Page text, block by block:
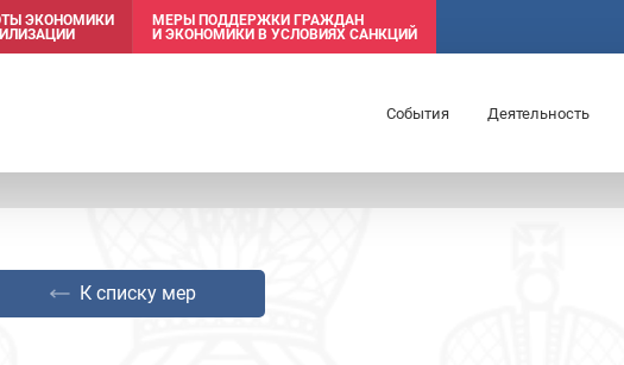
ЭКОНОМИКИ
МЕРЫ ПОДДЕРЖКИ ГРАЖДАН
И ЭКОНОМИКИ В УСЛОВИЯХ САНКЦИЙ
События Деятельность
К списку мер